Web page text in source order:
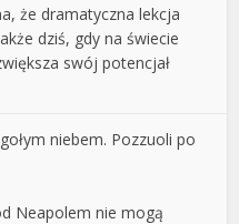
że dramatyczna lekcja
dziś, gdy na świecie
swój potencjał
niebem. Pozzuoli po
Neapolem nie mogą